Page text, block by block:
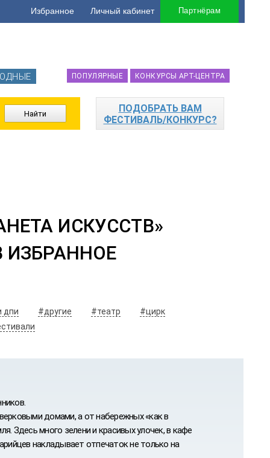
Партнёрам
Личный кабинет
Избранное
КОНКУРСЫ АРТ-ЦЕНТРА
ПОПУЛЯРНЫЕ
ПОДОБРАТЬ ВАМ
ФЕСТИВАЛЬ/КОНКУРС?
ИСКУССТВ»
дпи #другие #театр
#цирк
домами, а от набережных «как в
Здесь много зелени и красивых улочек, в кафе
накладывает отпечаток не только на